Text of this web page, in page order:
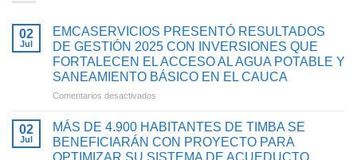
02
Jul
EMCASERVICIOS PRESENTÓ RESULTADOS
DE GESTIÓN 2025 CON INVERSIONES QUE
FORTALECEN EL ACCESO AL AGUA POTABLE Y
SANEAMIENTO BÁSICO EN EL CAUCA
Comentarios desactivados
PRESENTÓ
RESULTADOS
DE
02
Jul
MÁS DE 4.900 HABITANTES DE TIMBA SE
BENEFICIARÁN CON PROYECTO PARA